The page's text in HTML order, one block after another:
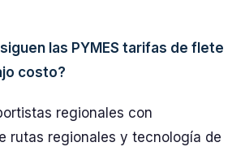
las PYMES tarifas de flete
costo?
regionales con
rutas regionales y tecnología de